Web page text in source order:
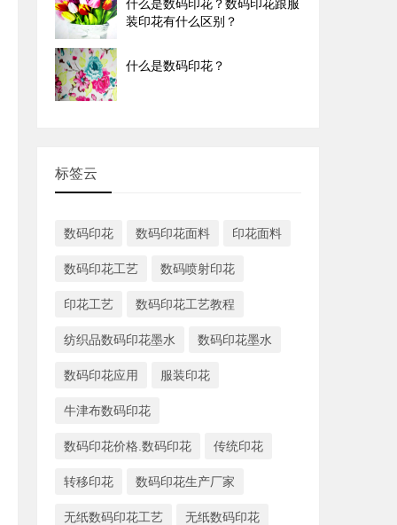
什么是数码印花？数码印花跟服
装印花有什么区别？
什么是数码印花？
标签云
数码印花 数码印花面料 印花面料
数码印花工艺 数码喷射印花
印花工艺 数码印花工艺教程
纺织品数码印花墨水 数码印花墨水
数码印花应用 服装印花
牛津布数码印花
数码印花价格.数码印花 传统印花
转移印花 数码印花生产厂家
无纸数码印花工艺 无纸数码印花